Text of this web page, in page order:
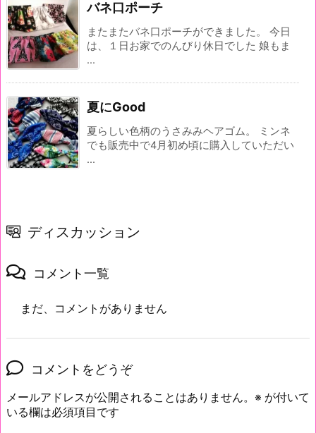
バネ口ポーチ
またまたバネ口ポーチができました。 今日
は、１日お家でのんびり休日でした 娘もま
...
夏にGood
夏らしい色柄のうさみみヘアゴム。 ミンネ
でも販売中で4月初め頃に購入していただい
...
ディスカッション
コメント一覧
まだ、コメントがありません
コメントをどうぞ
メールアドレスが公開されることはありません。 ※ が付いて
いる欄は必須項目です